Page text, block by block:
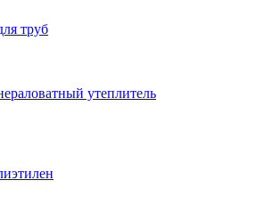
труб
утеплитель